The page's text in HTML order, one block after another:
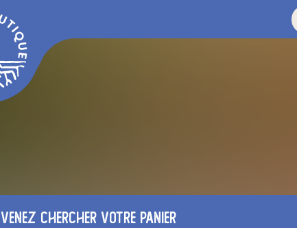
Venez chercher votre panier